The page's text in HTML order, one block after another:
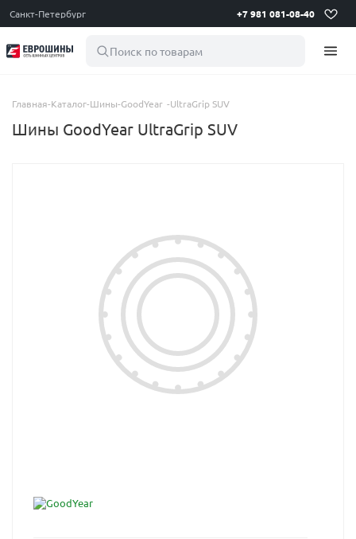
Санкт-Петербург +7 981 081-08-40
Поиск по товарам
Главная-Каталог-Шины-GoodYear -UltraGrip SUV
Шины GoodYear UltraGrip SUV